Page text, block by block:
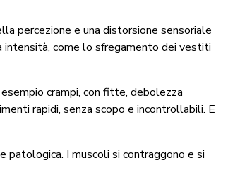
percezione e una distorsione sensoriale
intensità, come lo sfregamento dei vestiti
crampi, con fitte, debolezza
rapidi, senza scopo e incontrollabili. E
patologica. I muscoli si contraggono e si